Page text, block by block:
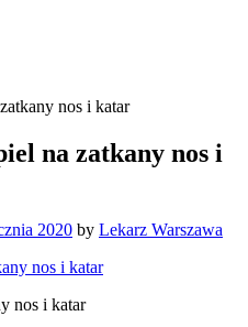
nos i katar
na zatkany nos i
2020 by Lekarz Warszawa
nos i katar